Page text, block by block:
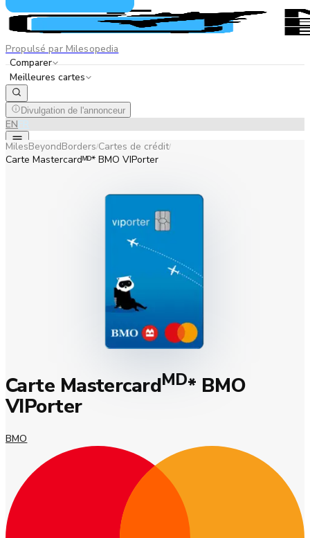
Propulsé par Milesopedia
Comparer
Meilleures cartes
Divulgation de l'annonceur
ENFR
MilesBeyondBorders/Cartes de crédit/
Carte Mastercardᴹᴰ* BMO VIPorter
Carte MastercardMD* BMO
VIPorter
BMO